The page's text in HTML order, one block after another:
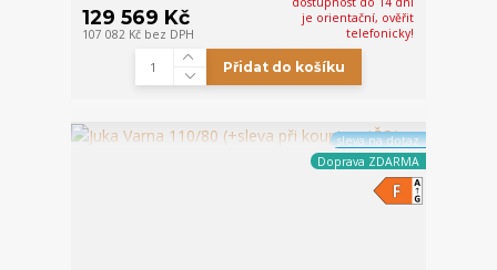
129 569 Kč
107 082 Kč bez DPH
je orientační, ověřit
telefonicky!
Přidat do košíku
sleva na dotaz
Doprava ZDARMA